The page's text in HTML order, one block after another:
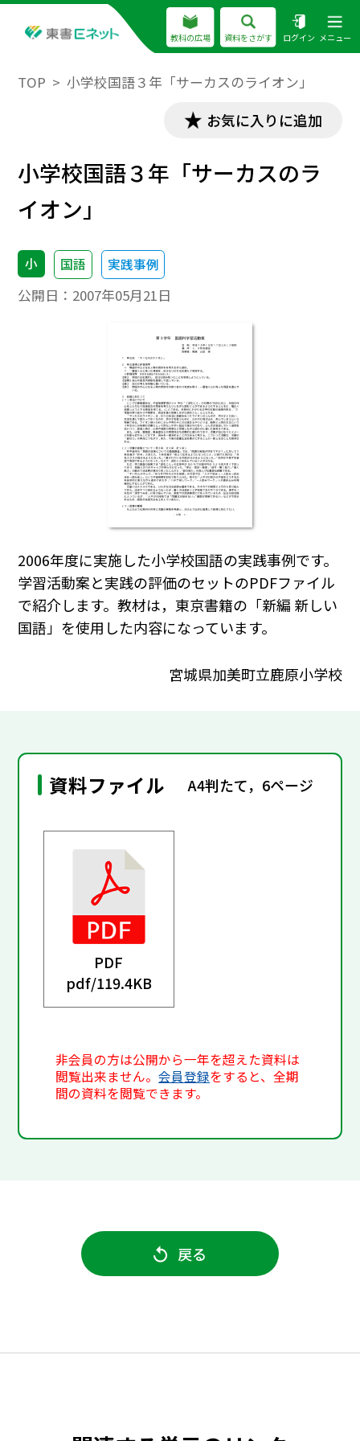
教科の広場 資料をさがす ログイン メニュー
TOP 小学校国語３年「サーカスのライオン」
お気に入りに追加
小学校国語３年「サーカスのラ
イオン」
小 国語 実践事例
公開日： 2007年05月21日
2006年度に実施した小学校国語の実践事例です。
学習活動案と実践の評価のセットのPDFファイル
で紹介します。教材は，東京書籍の「新編 新しい
国語」を使用した内容になっています。
宮城県加美町立鹿原小学校
資料ファイル A4判たて，6ページ
PDF
pdf/119.4KB
非会員の方は公開から一年を超えた資料は
閲覧出来ません。会員登録をすると、全期
間の資料を閲覧できます。
戻る